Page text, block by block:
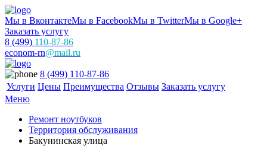
Мы в ВконтактеМы в FacebookМы в TwitterМы в Google+
Заказать услугу
8 (499) 110-87-86
econom-rn@mail.ru
8 (499) 110-87-86
Услуги Цены Преимущества Отзывы Заказать услугу
Меню
Ремонт ноутбуков
Территория обслуживания
Бакунинская улица